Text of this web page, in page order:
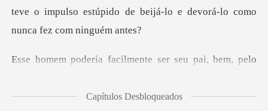
facilmente ser seu
Capítulos Desbloqueados